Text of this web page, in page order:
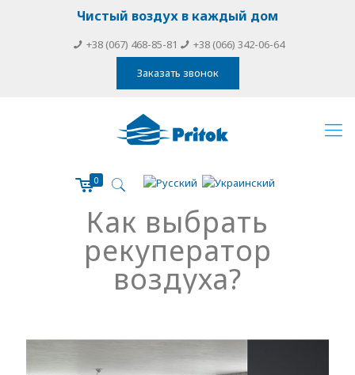
Чистый воздух в каждый дом
+38 (067) 468-85-81
+38 (066) 342-06-64
Заказать звонок
0
Как выбрать
рекуператор
воздуха?